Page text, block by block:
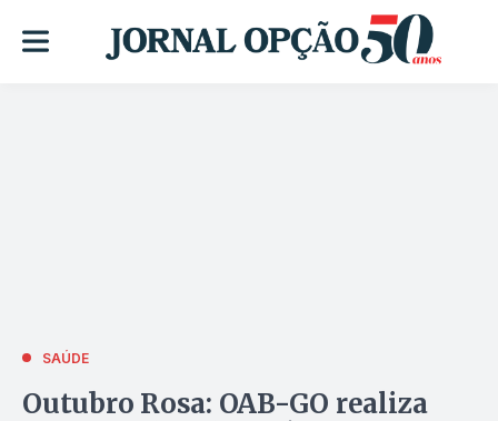
SAÚDE
Outubro Rosa: OAB-GO realiza